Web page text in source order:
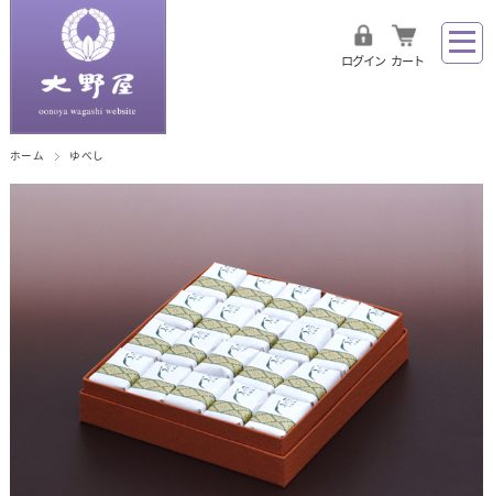
ログイン カート
ホーム ゆべし